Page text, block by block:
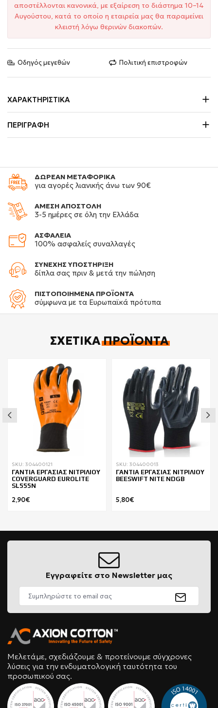
αποστέλλονται κανονικά, με εξαίρεση το διάστημα 10–14
Αυγούστου, κατά το οποίο η εταιρεία μας θα παραμείνει
κλειστή λόγω θερινών διακοπών.
Οδηγός μεγεθών Πολιτική επιστροφών
ΧΑΡΑΚΤΗΡΙΣΤΙΚΆ
ΠΕΡΙΓΡΑΦΉ
ΔΩΡΕΑΝ ΜΕΤΑΦΟΡΙΚΑ
για αγορές λιανικής άνω των 90€
ΑΜΕΣΗ ΑΠΟΣΤΟΛΗ
3-5 ημέρες σε όλη την Ελλάδα
ΑΣΦΑΛΕΙΑ
100% ασφαλείς συναλλαγές
ΣΥΝΕΧΗΣ ΥΠΟΣΤΗΡΙΞΗ
δίπλα σας πριν & μετά την πώληση
ΠΙΣΤΟΠΟΙΗΜΕΝΑ ΠΡΟΪΟΝΤΑ
σύμφωνα με τα Ευρωπαϊκά πρότυπα
ΣΧΕΤΙΚΆΠΡΟΪΌΝΤΑ
SKU: 304400121
ΓΑΝΤΙΑ ΕΡΓΑΣΙΑΣ ΝΙΤΡΙΛΙΟΥ
COVERGUARD EUROLITE
SL555N
2,90€
SKU: 304400013
ΓΑΝΤΙΑ ΕΡΓΑΣΙΑΣ ΝΙΤΡΙΛΙΟΥ
BEESWIFT NITE NDGB
5,80€
Εγγραφείτε στο Newsletter μας
Μελετάμε, σχεδιάζουμε & προτείνουμε σύγχρονες
λύσεις για την ενδυματολογική ταυτότητα του
προσωπικού σας.